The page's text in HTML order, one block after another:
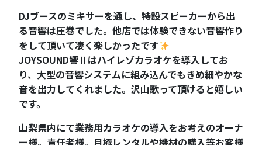
DJブースのミキサーを通し、特設スピーカーから出
る音響は圧巻でした。他店では体験できない音響作り
をして頂いて凄く楽しかったです
JOYSOUND響Ⅱはハイレゾカラオケを導入してお
り、大型の音響システムに組み込んでもきめ細やかな
音を出力してくれました。沢山歌って頂けると嬉しい
です。
山梨県内にて業務用カラオケの導入をお考えのオーナ
ー様。責任者様。月極レンタルや機材の購入等お客様